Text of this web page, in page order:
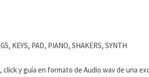
KEYS, PAD, PIANO, SHAKERS, SYNTH
y guía en formato de Audio.wav de una